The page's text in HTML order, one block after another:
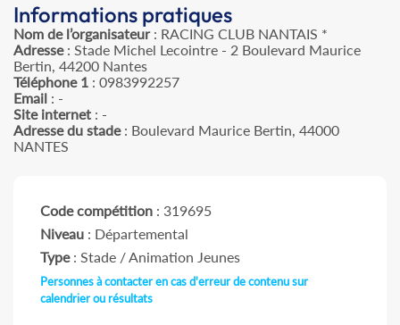
Informations pratiques
Nom de l’organisateur: RACING CLUB NANTAIS *
Adresse: Stade Michel Lecointre - 2 Boulevard Maurice
Bertin, 44200 Nantes
Téléphone 1 : 0983992257
Email : -
Site internet : -
Adresse du stade: Boulevard Maurice Bertin, 44000
NANTES
Code compétition : 319695
Niveau : Départemental
Type: Stade / Animation Jeunes
Personnes à contacter en cas d'erreur de contenu sur
calendrier ou résultats